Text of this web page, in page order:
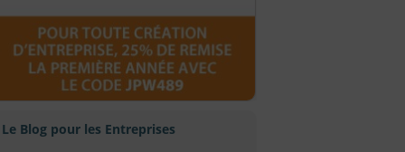
Le Blog pour les Entreprises